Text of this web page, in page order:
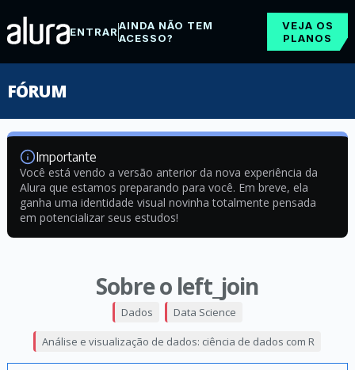
ENTRARAINDA NÃO TEM
ACESSO?
VEJA OS
PLANOS
FÓRUM
Importante
Você está vendo a versão anterior da nova experiência da
Alura que estamos preparando para você. Em breve, ela
ganha uma identidade visual novinha totalmente pensada
em potencializar seus estudos!
Sobre o left_join
Dados Data Science
Análise e visualização de dados: ciência de dados com R